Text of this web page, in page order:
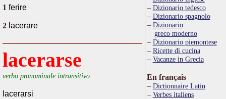
1 ferire
2 lacerare
lacerarse
verbo pronominale intransitivo
lacerarsi
Dizionario tedesco
Dizionario spagnolo
Dizionario
greco moderno
Dizionario piemontese
Ricette di cucina
Vacanze in Grecia
En français
Dictionnaire Latin
Verbes italiens